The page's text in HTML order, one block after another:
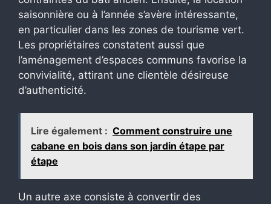
saisonnière ou à l’année s’avère intéressante,
en particulier dans les zones de tourisme vert.
Les propriétaires constatent aussi que
l’aménagement d’espaces communs favorise la
convivialité, attirant une clientèle désireuse
d’authenticité.
Lire également : Comment construire une
cabane en bois dans son jardin étape par
étape
Un autre axe consiste à convertir des